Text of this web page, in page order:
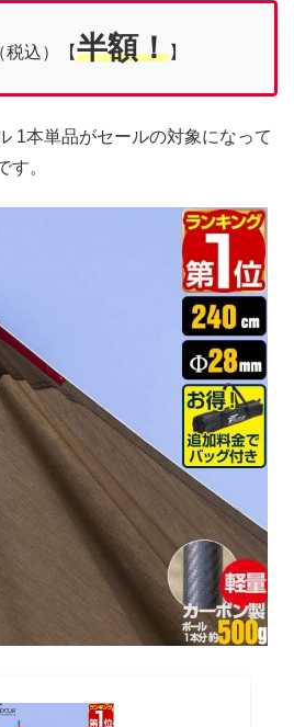
税込）【半額！】
1本単品がセールの対象になって
す。